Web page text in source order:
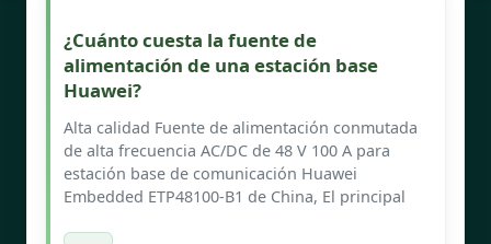
¿Cuánto cuesta la fuente de
alimentación de una estación base
Huawei?
Alta calidad Fuente de alimentación conmutada
de alta frecuencia AC/DC de 48 V 100 A para
estación base de comunicación Huawei
Embedded ETP48100-B1 de China, El principal